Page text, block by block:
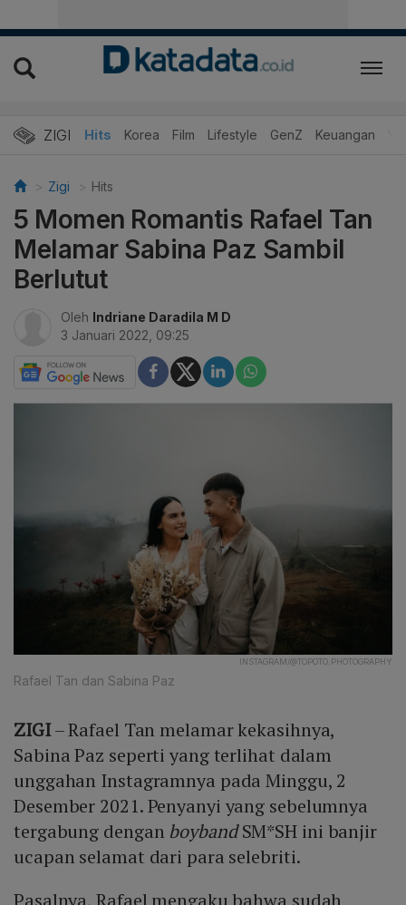
ZIGI Hits Korea Film Lifestyle GenZ Keuangan
Zigi Hits
5 Momen Romantis Rafael Tan
Melamar Sabina Paz Sambil
Berlutut
Oleh Indriane Daradila M D
3 Januari 2022, 09:25
INSTAGRAM/@TOPOTO.PHOTOGRAPHY
Rafael Tan dan Sabina Paz
ZIGI– Rafael Tan melamar kekasihnya,
Sabina Paz seperti yang terlihat dalam
unggahan Instagramnya pada Minggu, 2
Desember 2021. Penyanyi yang sebelumnya
tergabung dengan boybandSM*SH ini banjir
ucapan selamat dari para selebriti.